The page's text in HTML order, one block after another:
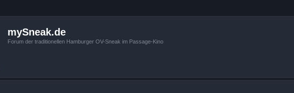
mySneak.de
Forum der traditionellen Hamburger OV-Sneak im Passage-Kino